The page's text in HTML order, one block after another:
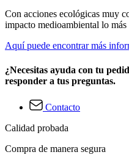
Con acciones ecológicas muy
impacto medioambiental lo
Aquí puede encontrar más
¿Necesitas ayuda con tu
responder a tus preguntas.
Contacto
Calidad probada
Compra de manera segura